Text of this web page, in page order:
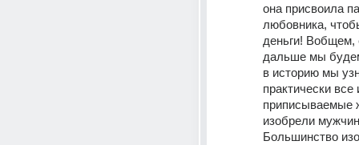
она присвоила
любовника,
деньги! Вобщем,
дальше мы
в историю мы
практически все
приписываемые
изобрели
Большинство